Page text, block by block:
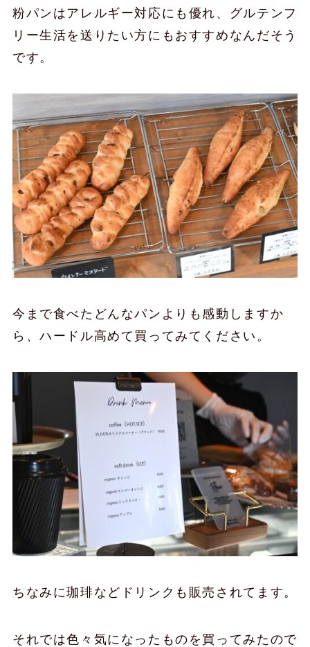
粉パンはアレルギー対応にも優れ、グルテンフ
リー生活を送りたい方にもおすすめなんだそう
です。
今まで食べたどんなパンよりも感動しますか
ら、ハードル高めて買ってみてください。
ちなみに珈琲などドリンクも販売されてます。
それでは色々気になったものを買ってみたので